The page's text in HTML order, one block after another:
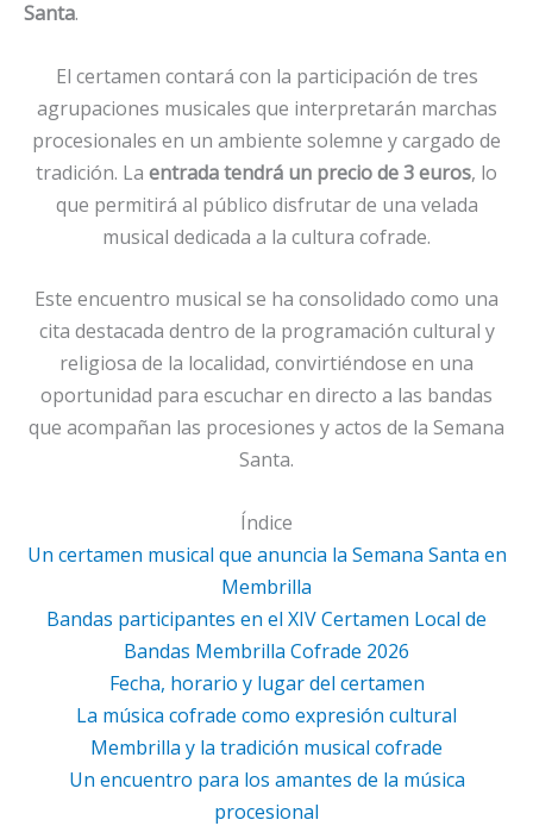
Santa.
El certamen contará con la participación de tres
agrupaciones musicales que interpretarán marchas
procesionales en un ambiente solemne y cargado de
tradición. La entrada tendrá un precio de 3 euros, lo
que permitirá al público disfrutar de una velada
musical dedicada a la cultura cofrade.
Este encuentro musical se ha consolidado como una
cita destacada dentro de la programación cultural y
religiosa de la localidad, convirtiéndose en una
oportunidad para escuchar en directo a las bandas
que acompañan las procesiones y actos de la Semana
Santa.
Índice
Un certamen musical que anuncia la Semana Santa en
Membrilla
Bandas participantes en el XIV Certamen Local de
Bandas Membrilla Cofrade 2026
Fecha, horario y lugar del certamen
La música cofrade como expresión cultural
Membrilla y la tradición musical cofrade
Un encuentro para los amantes de la música
procesional